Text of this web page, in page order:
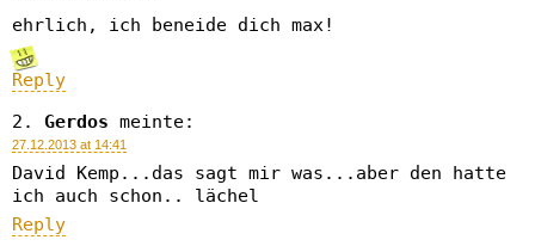
ehrlich, ich beneide dich max!
Reply
Gerdos meinte:
27.12.2013 at 14:41
David Kemp...das sagt mir was...aber den hatte
ich auch schon.. lächel
Reply